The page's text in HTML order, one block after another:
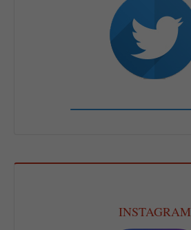
INSTAGRAM